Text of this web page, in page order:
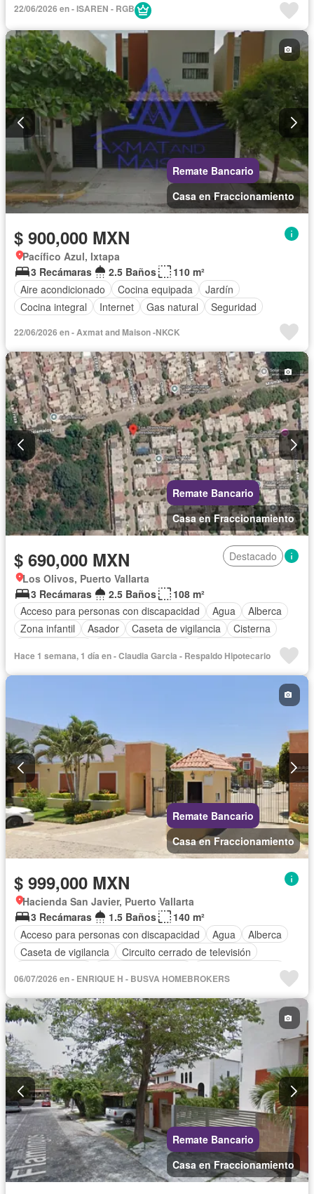
22/06/2026 en - ISAREN - RGB
Remate Bancario
Casa en Fraccionamiento
$ 900,000 MXN
Pacífico Azul, Ixtapa
3 Recámaras
2.5 Baños
110 m²
Aire acondicionado
Cocina equipada
Jardín
Cocina integral
Internet Gas natural Seguridad
22/06/2026 en - Axmat and Maison -NKCK
Remate Bancario
Casa en Fraccionamiento
$ 690,000 MXN
Destacado
Los Olivos, Puerto Vallarta
3 Recámaras
2.5 Baños
108 m²
Acceso para personas con discapacidad
Agua
Alberca
Zona infantil
Asador Caseta de vigilancia
Cisterna
Estacionamiento
Sin amueblar
Hace 1 semana, 1 día en - Claudia Garcia - Respaldo Hipotecario
Remate Bancario
Casa en Fraccionamiento
$ 999,000 MXN
Hacienda San Javier, Puerto Vallarta
3 Recámaras
1.5 Baños
140 m²
Acceso para personas con discapacidad
Agua
Alberca
Caseta de vigilancia
Circuito cerrado de televisión
Electricidad
Estacionamiento Gas natural
Recámara con closet
Seguridad
Televisión por cable
Vista panorámica
Zonas verdes Sin amueblar
06/07/2026 en - ENRIQUE H - BUSVA HOMEBROKERS
Remate Bancario
Casa en Fraccionamiento